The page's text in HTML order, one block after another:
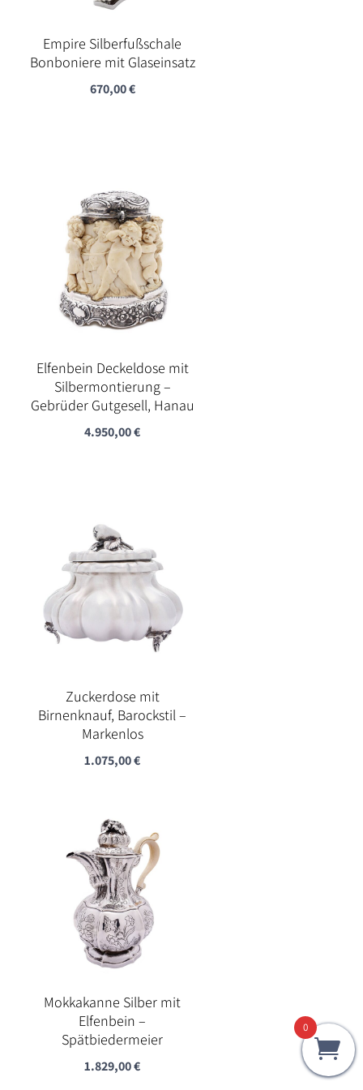
Empire Silberfußschale
Bonboniere mit Glaseinsatz
670,00€
Elfenbein Deckeldose mit
Silbermontierung –
Gebrüder Gutgesell, Hanau
4.950,00€
Zuckerdose mit
Birnenknauf, Barockstil –
Markenlos
1.075,00€
Mokkakanne Silber mit
Elfenbein –
Spätbiedermeier
1.829,00€
0